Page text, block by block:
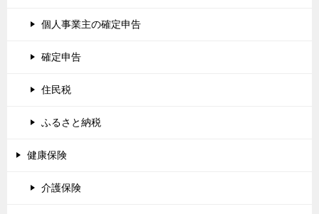
個人事業主の確定申告
確定申告
住民税
ふるさと納税
健康保険
介護保険